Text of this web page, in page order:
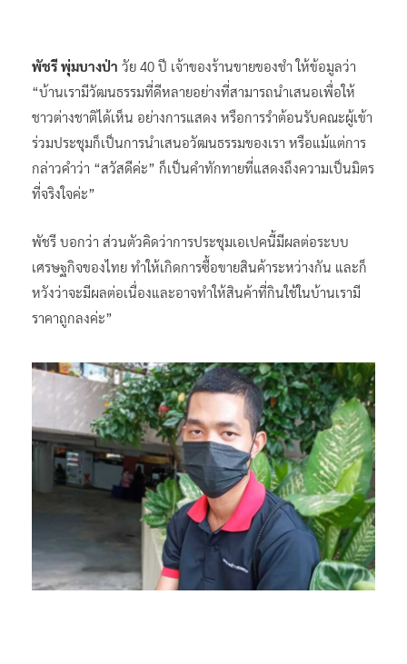
พัชรี พุ่มบางป่า วัย 40 ปี เจ้าของร้านขายของชำ ให้ข้อมูลว่า
“บ้านเรามีวัฒนธรรมที่ดีหลายอย่างที่สามารถนำเสนอเพื่อให้
ชาวต่างชาติได้เห็น อย่างการแสดง หรือการรำต้อนรับคณะผู้เข้า
ร่วมประชุมก็เป็นการนำเสนอวัฒนธรรมของเรา หรือแม้แต่การ
กล่าวคำว่า “สวัสดีค่ะ” ก็เป็นคำทักทายที่แสดงถึงความเป็นมิตร
ที่จริงใจค่ะ”
พัชรี บอกว่า ส่วนตัวคิดว่าการประชุมเอเปคนี้มีผลต่อระบบ
เศรษฐกิจของไทย ทำให้เกิดการซื้อขายสินค้าระหว่างกัน และก็
หวังว่าจะมีผลต่อเนื่องและอาจทำให้สินค้าที่กินใช้ในบ้านเรามี
ราคาถูกลงค่ะ”